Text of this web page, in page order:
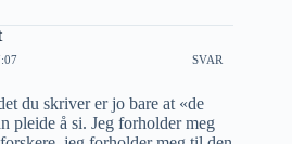
SVAR
du skriver er jo bare at «de
pleide å si. Jeg forholder meg